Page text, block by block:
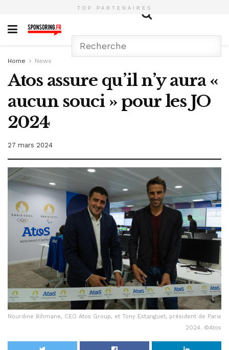
TOP PARTENAIRES
Home News
Atos assure qu’il n’y aura «
aucun souci » pour les JO
2024
27 mars 2024
Nourdine Bihmane, CEO Atos Group, et Tony Estanguet, président de Paris
2024. ©Atos